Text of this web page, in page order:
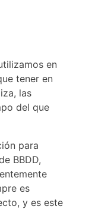
en
tener en
las
del que
para
BBDD,
es
y es este